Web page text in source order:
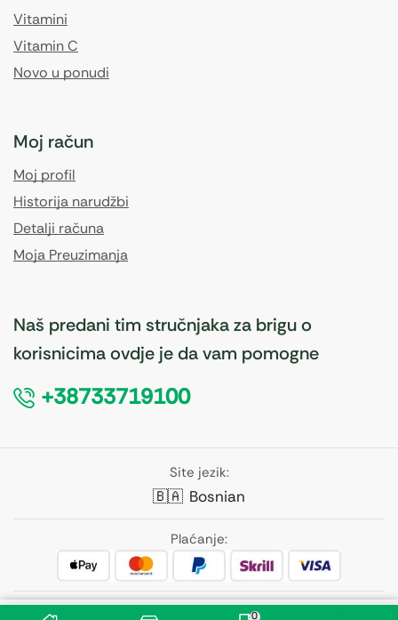
0
Vitamini
Vitamin C
Novo u ponudi
Moj račun
Moj profil
Historija narudžbi
Detalji računa
Moja Preuzimanja
Naš predani tim stručnjaka za brigu o
korisnicima ovdje je da vam pomogne
+38733719100
Site jezik:
🇧🇦 Bosnian
Plaćanje: